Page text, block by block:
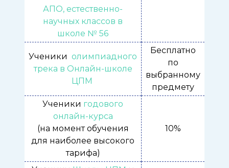
АПО, естественно-
научных классов в
школе № 56
Ученики олимпиадного
трека в Онлайн-школе
ЦПМ
Бесплатно
по
выбранному
предмету
Ученики годового
онлайн-курса
(на момент обучения
для наиболее высокого
тарифа)
10%